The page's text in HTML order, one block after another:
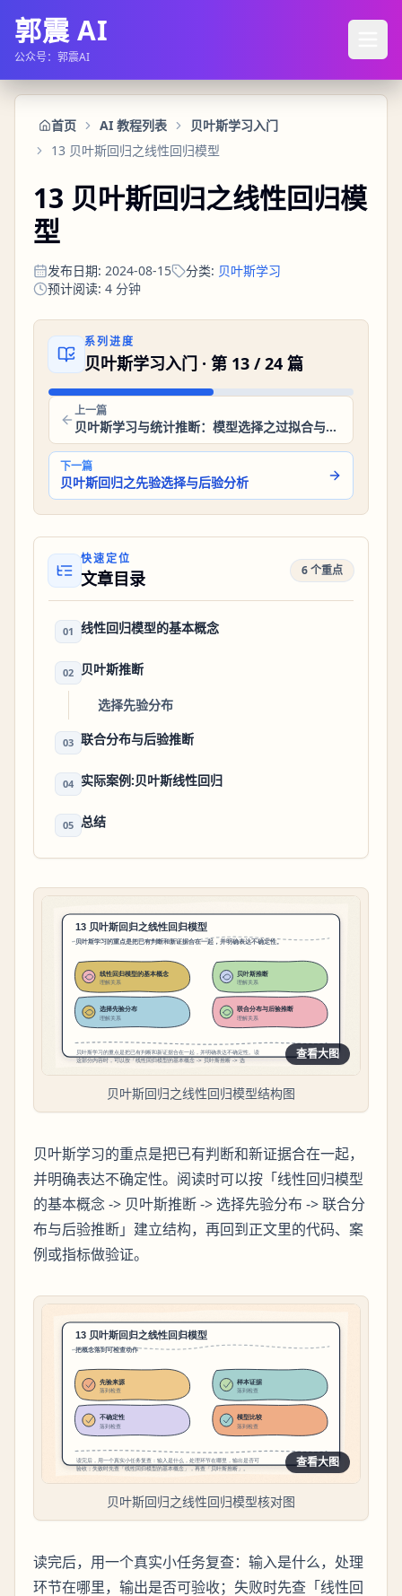
郭震 AI
公众号：郭震AI
首页 AI 教程列表
贝叶斯学习入门
13 贝叶斯回归之线性回归模型
13 贝叶斯回归之线性回归模
型
发布日期: 2024-08-15 分类: 贝叶斯学习
预计阅读: 4 分钟
系列进度
贝叶斯学习入门 · 第 13 /24 篇
上一篇
贝叶斯学习与统计推断：模型选择之过拟合与正则化
下一篇
贝叶斯回归之先验选择与后验分析
快速定位
文章目录 6 个重点
01 线性回归模型的基本概念
02 贝叶斯推断
选择先验分布
03 联合分布与后验推断
04 实际案例:贝叶斯线性回归
05 总结
查看大图
贝叶斯回归之线性回归模型结构图
贝叶斯学习的重点是把已有判断和新证据合在一起，
并明确表达不确定性。阅读时可以按「线性回归模型
的基本概念 -> 贝叶斯推断 -> 选择先验分布 -> 联合分
布与后验推断」建立结构，再回到正文里的代码、案
例或指标做验证。
查看大图
贝叶斯回归之线性回归模型核对图
读完后，用一个真实小任务复查：输入是什么，处理
环节在哪里，输出是否可验收；失败时先查「线性回